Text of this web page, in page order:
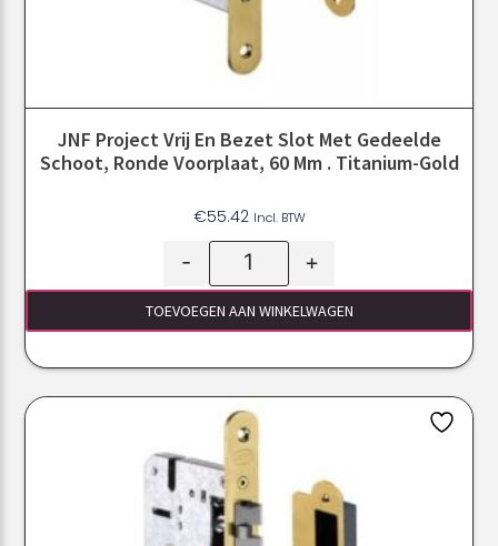
JNF Project Vrij En Bezet Slot Met Gedeelde
Schoot, Ronde Voorplaat, 60 Mm . Titanium-Gold
€55.42 Incl. BTW
- +
TOEVOEGEN AAN WINKELWAGEN